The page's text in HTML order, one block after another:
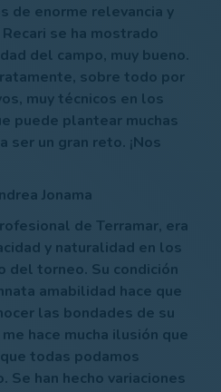
de enorme relevancia y
se ha mostrado
del campo, muy bueno.
sobre todo por
muy técnicos en los
puede plantear muchas
ser un gran reto. ¡Nos
Jonama
de Terramar, era
y naturalidad en los
del torneo. Su condición
amabilidad hace que
las bondades de su
hace mucha ilusión que
todas podamos
Se han hecho variaciones